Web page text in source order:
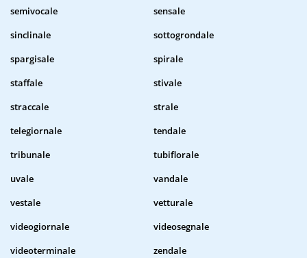
semivocale
sensale
sinclinale
sottogrondale
spargisale
spirale
staffale
stivale
straccale
strale
telegiornale
tendale
tribunale
tubiflorale
uvale
vandale
vestale
vetturale
videogiornale
videosegnale
videoterminale
zendale